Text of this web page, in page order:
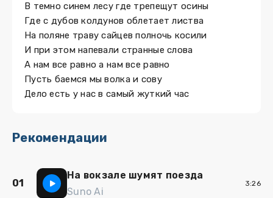
В темно синем лесу где трепещут осины
Где с дубов колдунов облетает листва
На поляне траву сайцев полночь косили
И при этом напевали странные слова
А нам все равно а нам все равно
Пусть баемся мы волка и сову
Дело есть у нас в самый жуткий час
Рекомендации
01
На вокзале шумят поезда
Suno Ai
3:26